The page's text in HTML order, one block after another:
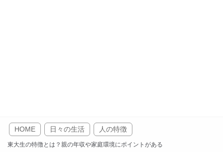
HOME 日々の生活 人の特徴
東大生の特徴とは？親の年収や家庭環境にポイントがある